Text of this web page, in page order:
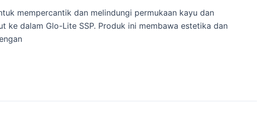
mempercantik dan melindungi permukaan kayu dan
ke dalam Glo-Lite SSP. Produk ini membawa estetika dan